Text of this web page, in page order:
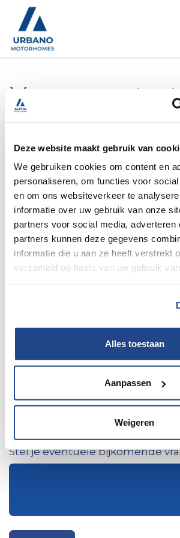
Deze website maakt gebruik van
We gebruiken cookies om content en
personaliseren, om functies voor
en om ons websiteverkeer te
informatie over uw gebruik van onze
partners voor social media, adverteren
partners kunnen deze gegevens
informatie die u aan ze heeft verstrekt
verzameld op basis van uw gebruik
Alles toestaan
Aanpassen
Weigeren
Vraag een
of meer
Pilote/G 740 Sensation
Automaat/NG
Naam*
Ik wil een afspraak
Stel je eventuele bijkomende